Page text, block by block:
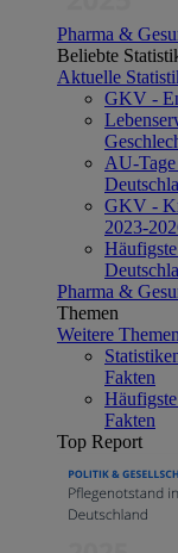
Pharma &
Beliebte
Aktuelle
GKV -
AU-
GKV -
2023-
Pharma &
Themen
Weitere Themen
Fakten
Fakten
Top Report